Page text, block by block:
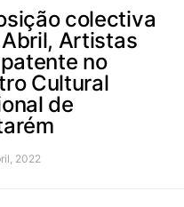
colectiva
Abril, Artistas
patente no
Cultural
de
2022